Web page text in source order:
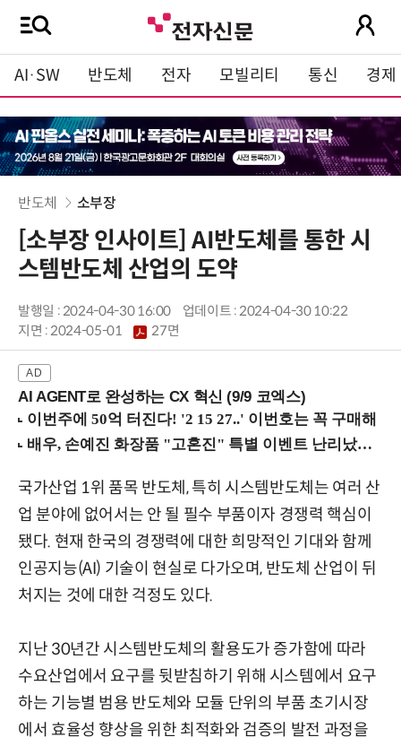
AI·SW 반도체 전자 모빌리티 통신 경제
반도체 소부장
[소부장 인사이트] AI반도체를 통한 시
스템반도체 산업의 도약
발행일 : 2024-04-30 16:00
업데이트 : 2024-04-30 10:22
지면 :2024-05-01 27면
AI AGENT로 완성하는 CX 혁신 (9/9 코엑스)
국가산업 1위 품목 반도체, 특히 시스템반도체는 여러 산
업 분야에 없어서는 안 될 필수 부품이자 경쟁력 핵심이
됐다. 현재 한국의 경쟁력에 대한 희망적인 기대와 함께
인공지능(AI) 기술이 현실로 다가오며, 반도체 산업이 뒤
처지는 것에 대한 걱정도 있다.
지난 30년간 시스템반도체의 활용도가 증가함에 따라
수요산업에서 요구를 뒷받침하기 위해 시스템에서 요구
하는 기능별 범용 반도체와 모듈 단위의 부품 초기시장
에서 효율성 향상을 위한 최적화와 검증의 발전 과정을